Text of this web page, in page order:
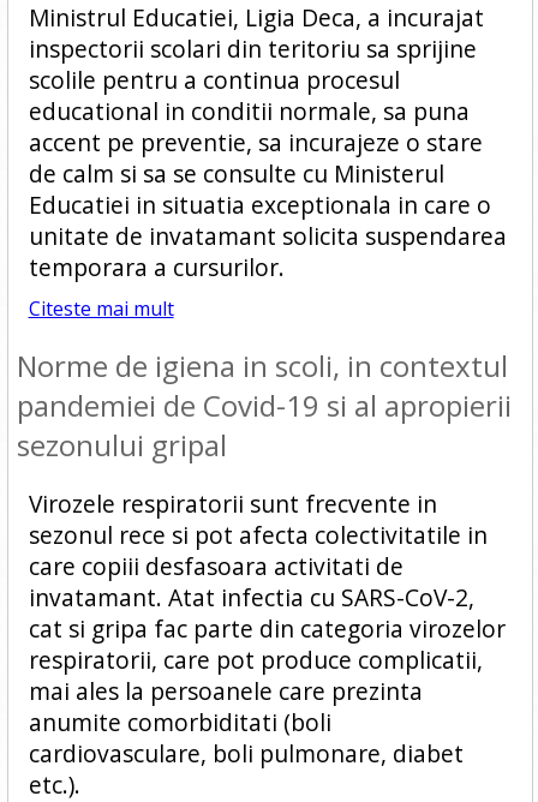
Ministrul Educatiei, Ligia Deca, a incurajat
inspectorii scolari din teritoriu sa sprijine
scolile pentru a continua procesul
educational in conditii normale, sa puna
accent pe preventie, sa incurajeze o stare
de calm si sa se consulte cu Ministerul
Educatiei in situatia exceptionala in care o
unitate de invatamant solicita suspendarea
temporara a cursurilor.
Citeste mai mult
Norme de igiena in scoli, in contextul
pandemiei de Covid-19 si al apropierii
sezonului gripal
Virozele respiratorii sunt frecvente in
sezonul rece si pot afecta colectivitatile in
care copiii desfasoara activitati de
invatamant. Atat infectia cu SARS-CoV-2,
cat si gripa fac parte din categoria virozelor
respiratorii, care pot produce complicatii,
mai ales la persoanele care prezinta
anumite comorbiditati (boli
cardiovasculare, boli pulmonare, diabet
etc.).